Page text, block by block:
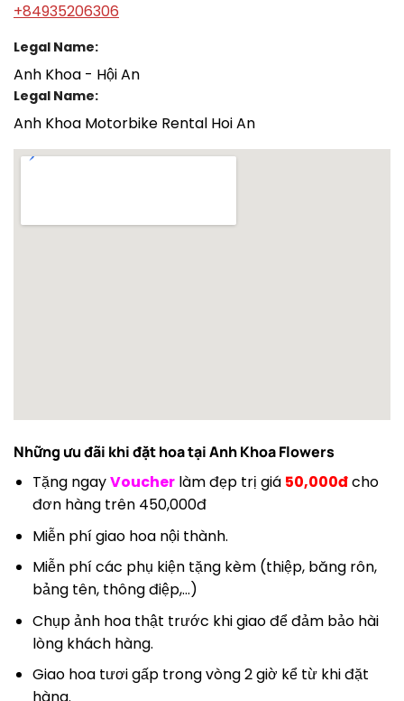
+84935206306
Legal Name:
Anh Khoa - Hội An
Legal Name:
Anh Khoa Motorbike Rental Hoi An
Những ưu đãi khi đặt hoa tạiAnh Khoa Flowers
Tặng ngayVoucher làm đẹp trị giá 50,000đcho
đơn hàng trên 450,000đ
Miễn phí giao hoa nội thành.
Miễn phí các phụ kiện tặng kèm (thiệp, băng rôn,
bảng tên, thông điệp,…)
Chụp ảnh hoa thật trước khi giao để đảm bảo hài
lòng khách hàng.
Giao hoa tươi gấp trong vòng 2 giờ kể từ khi đặt